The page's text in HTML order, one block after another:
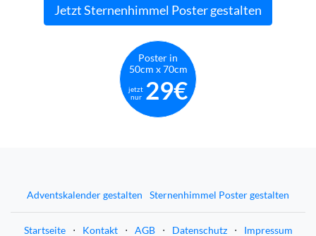
Jetzt Sternenhimmel Poster gestalten
Poster in
50cm x 70cm
jetzt
nur 29€
Adventskalender gestalten Sternenhimmel Poster gestalten
Startseite ⋅ Kontakt ⋅ AGB ⋅ Datenschutz ⋅ Impressum